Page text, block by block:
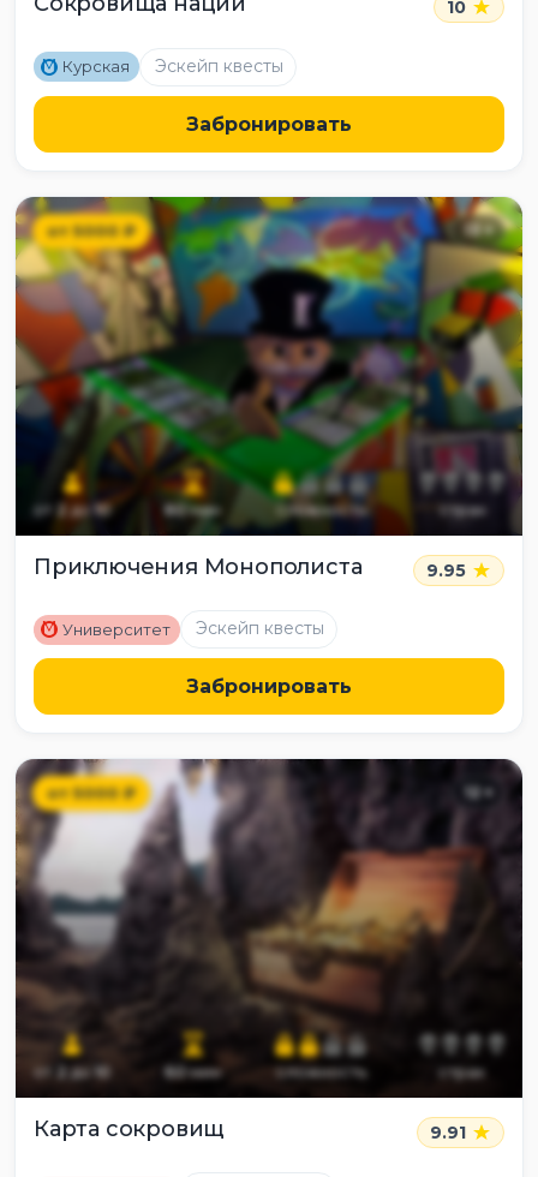
10
M Курская Эскейп квесты
Забронировать
от5000₽
от 2до 10 60мин сложность страх
Приключения Монополиста 9.95
M Университет Эскейп квесты
Забронировать
от5000₽ 12 +
2до 10 60мин сложность страх
Карта сокровищ 9.91